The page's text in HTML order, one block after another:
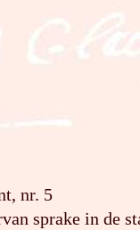
nr. 5
sprake in de